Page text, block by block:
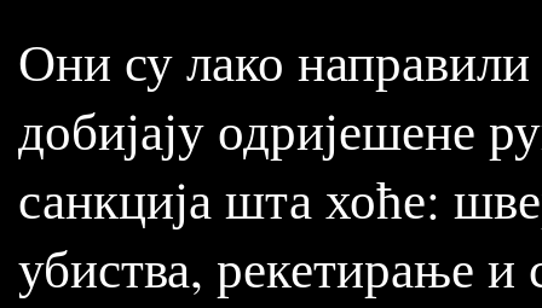
Они су лако
добијају одријешене
санкција шта хоће:
убиства, рекетирање